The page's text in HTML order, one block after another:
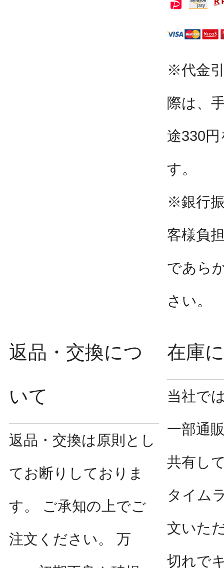
※代金
際は、
途330
す。
※銀行
客様負
であら
さい。
返品・交換につ
いて
返品・交換は原則とし
てお断りしておりま
す。 ご承知の上でご
注文ください。 万
在庫
当社で
一部通
共有し
タイム
文いた
切れで